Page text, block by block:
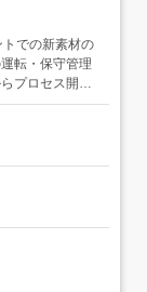
トでの新素材の
転・保守管理
プロセス開発
せします。 具